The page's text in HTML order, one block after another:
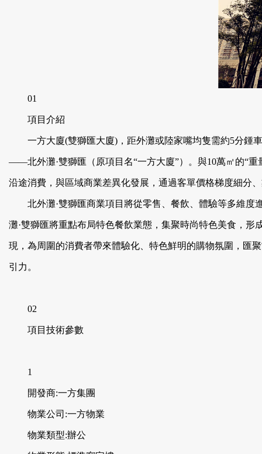
01
項目介紹
一方大廈(雙獅匯大廈)，距外灘或陸家嘴均隻需約5分鍾
——北外灘·雙獅匯（原項目名“一方大廈”）。與10萬㎡的“重
沿途消費，與區域商業差異化發展，通過客單價格梯度細分
北外灘·雙獅匯商業項目將從零售、餐飲、體驗等多維度
灘·雙獅匯將重點布局特色餐飲業態，集聚時尚特色美食，形
現，為周圍的消費者帶來體驗化、特色鮮明的購物氛圍
引力。
02
項目技術參數
1
開發商:一方集團
物業公司:一方物業
物業類型:辦公